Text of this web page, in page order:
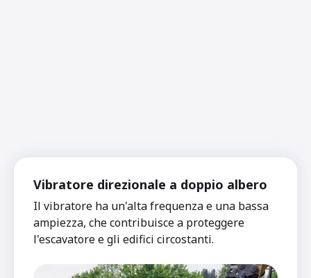
Vibratore direzionale a doppio albero
Il vibratore ha un'alta frequenza e una bassa
ampiezza, che contribuisce a proteggere
l'escavatore e gli edifici circostanti.